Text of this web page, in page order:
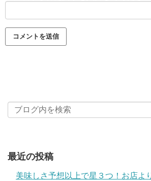
最近の投稿
美味しさ予想以上で星３つ！お店よ